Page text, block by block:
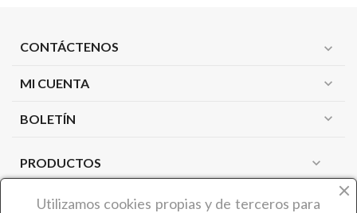
CONTÁCTENOS expand_more
MI CUENTA expand_more
BOLETÍN expand_more
PRODUCTOS expand_more
NUESTRA EMPRESA expand_more
Utilizamos cookies propias y de terceros para